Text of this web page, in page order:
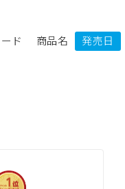
ド 商品名 発売日